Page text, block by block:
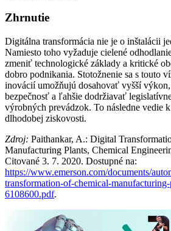
Zhrnutie
Digitálna transformácia nie je o inštalácii
Namiesto toho vyžaduje cielené
zmeniť technologické základy a kritické
dobro podnikania. Stotožnenie sa s touto
inovácií umožňujú dosahovať vyšší
bezpečnosť a ľahšie dodržiavať
výrobných prevádzok. To následne vedie
dlhodobej ziskovosti.
Zdroj: Paithankar, A.: Digital
Manufacturing Plants, Chemical
Citované 3. 7. 2020. Dostupné na:
https://www.emerson.com/documents/
transformation-of-chemical-
6108600.pdf.